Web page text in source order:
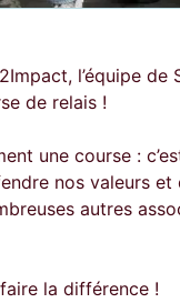
l’équipe de
de relais !
une course :
nos valeurs
autres
la différence !